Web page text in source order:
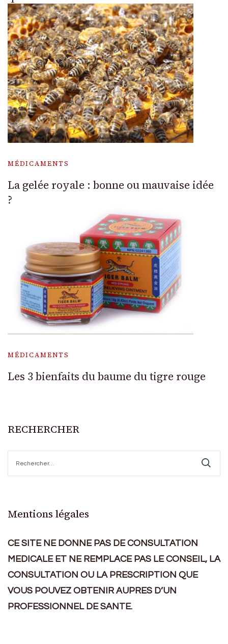
MÉDICAMENTS
La gelée royale : bonne ou mauvaise idée
?
MÉDICAMENTS
Les 3 bienfaits du baume du tigre rouge
RECHERCHER
Mentions légales
CE SITE NE DONNE PAS DE CONSULTATION
MEDICALE ET NE REMPLACE PAS LE CONSEIL, LA
CONSULTATION OU LA PRESCRIPTION QUE
VOUS POUVEZ OBTENIR AUPRES D’UN
PROFESSIONNEL DE SANTE.